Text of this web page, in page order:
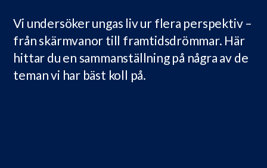
Vi undersöker ungas liv ur flera perspektiv –
från skärmvanor till framtidsdrömmar. Här
hittar du en sammanställning på några av de
teman vi har bäst koll på.